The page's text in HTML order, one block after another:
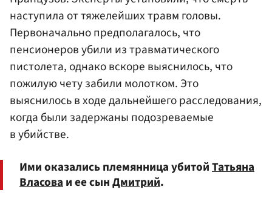
наступила от тяжелейших травм головы.
Первоначально предполагалось, что
пенсионеров убили из травматического
пистолета, однако вскоре выяснилось, что
пожилую чету забили молотком. Это
выяснилось в ходе дальнейшего расследования,
когда были задержаны подозреваемые
в убийстве.
Ими оказались племянница убитойТатьяна
Власоваи ее сынДмитрий.